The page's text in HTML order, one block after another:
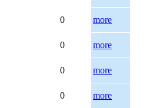
0
more
0
more
0
more
0
more